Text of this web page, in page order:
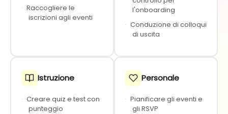
· Raccogliere le
iscrizioni agli eventi
l'onboarding
· Conduzione di colloqui
di uscita
Istruzione
· Creare quiz e test con
punteggio
Personale
· Pianificare gli eventi e
gli RSVP